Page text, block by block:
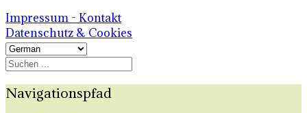
Impressum - Kontakt
Datenschutz & Cookies
Navigationspfad